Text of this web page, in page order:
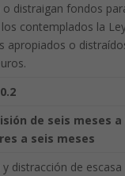
o distraigan fondos
contemplados la
apropiados o
de seis meses a
a seis meses
distracción de escasa